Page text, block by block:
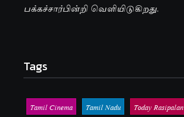
பக்கச்சார்பின்றி வெளியிடுகிறது.
Tags
Tamil Cinema Tamil Nadu Today Rasipalan